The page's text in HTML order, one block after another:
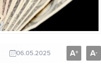
06.05.2025 A+ A-